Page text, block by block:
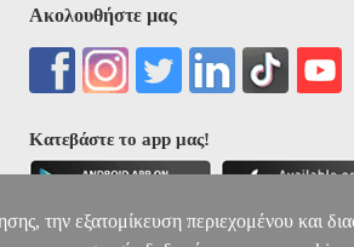
Ακολουθήστε μας
Κατεβάστε το app μας!
την εξατομίκευση περιεχομένου και